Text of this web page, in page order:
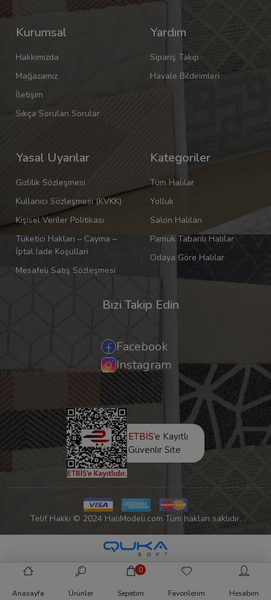
Kurumsal
Hakkımızda
Mağazamız
İletişim
Sıkça Sorulan Sorular
Yardım
Sipariş Takip
Havale Bildirimleri
Yasal Uyarılar
Gizlilik Sözleşmesi
Kullanıcı Sözleşmesi (KVKK)
Kişisel Veriler Politikası
Tüketici Haklari – Cayma –
İptal İade Koşullari
Mesafeli Satış Sözleşmesi
Kategoriler
Tüm Halılar
Yolluk
Salon Halıları
Pamuk Tabanlı Halılar
Odaya Göre Halılar
Bizi Takip Edin
Facebook
Instagram
ETBİS’e Kayıtlı
Güvenlir Site
Telif Hakkı © 2024 HalıModeli.com Tüm hakları saklıdır.
Anasayfa Ürünler Sepetim
0
Favorilerim Hesabım